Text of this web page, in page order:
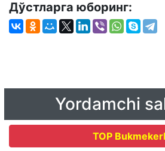
Дўстларга юборинг:
Yordamchi
TOP